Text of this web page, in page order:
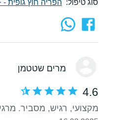
סוג טיפול: הפריה חוץ גופית - IVF
מרים שטטמן
4.6
מקצועי, רגיש, מסביר.